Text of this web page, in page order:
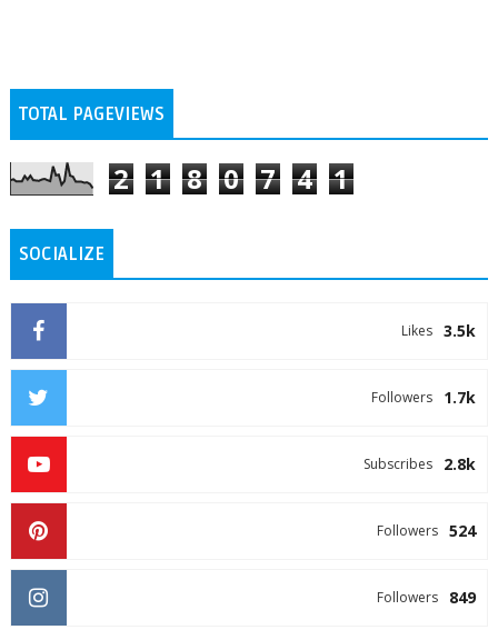
TOTAL PAGEVIEWS
2 1 8 0 7 4 1
SOCIALIZE
3.5k
Likes
1.7k
Followers
2.8k
Subscribes
524
Followers
849
Followers